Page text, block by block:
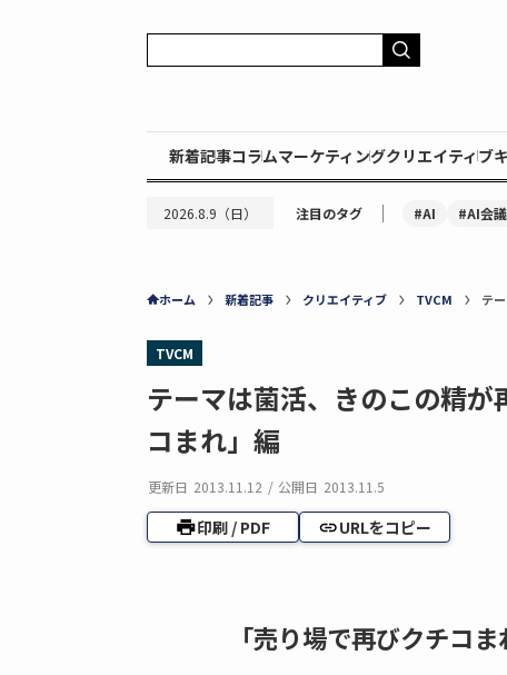
新着記事コラムマーケティングクリエイティブ
2026.8.9（日） 注目のタグ ｜ #AI #AI会議
ホーム 新着記事 クリエイティブ TVCM テ
TVCM
テーマは菌活、きのこの精
コまれ」編
更新日 2013.11.12 / 公開日 2013.11.5
印刷 / PDF URLをコピー
「売り場で再びクチコ